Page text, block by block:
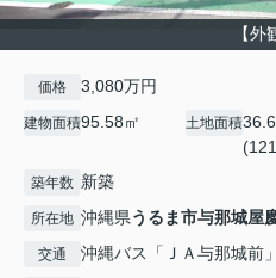
【外
価格 3,080万円
建物面積95.58㎡ 土地面積
築年数 新築
所在地 沖縄県うるま市与那城屋
交通 沖縄バス「ＪＡ与那城